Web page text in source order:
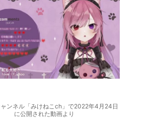
ンネル「みけねこch」で2022年4月24日
に公開された動画より